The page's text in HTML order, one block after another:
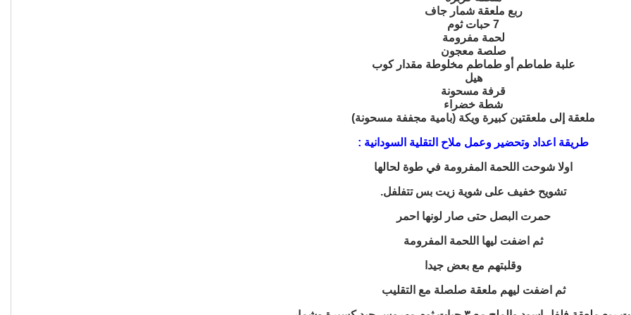
ربع ملعقة شمار جاف
7 حبات ثوم
لحمة مفرومة
صلصة معجون
علبة طماطم أو طماطم مخلوطة مقدار كوب
هيل
قرفة مسحونة
شطة خضراء
ملعقة إلى ملعقتين كبيرة ويكة (بامية مجففة مسحونة)
طريقة اعداد وتحضير وعمل ملاح التقلية السودانية :
اولا شوحت اللحمة المفرومة في طوة لحالها
تشويح خفيف على شوية زيت بس تتفلفل.
حمرت البصل حتى صار لونها احمر
ثم اضفت ليها اللحمة المفرومة
وقلبتهم مع بعض جيدا
ثم اضفت ليهم ملعقة صلصلة مع التقليب